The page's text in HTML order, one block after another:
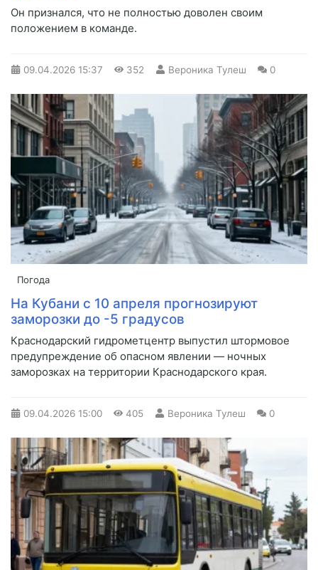
Он признался, что не полностью доволен своим
положением в команде.
09.04.2026 15:37 352 Вероника Тулеш 0
Погода
На Кубани с 10 апреля прогнозируют
заморозки до -5 градусов
Краснодарский гидрометцентр выпустил штормовое
предупреждение об опасном явлении — ночных
заморозках на территории Краснодарского края.
09.04.2026 15:00 405 Вероника Тулеш 0